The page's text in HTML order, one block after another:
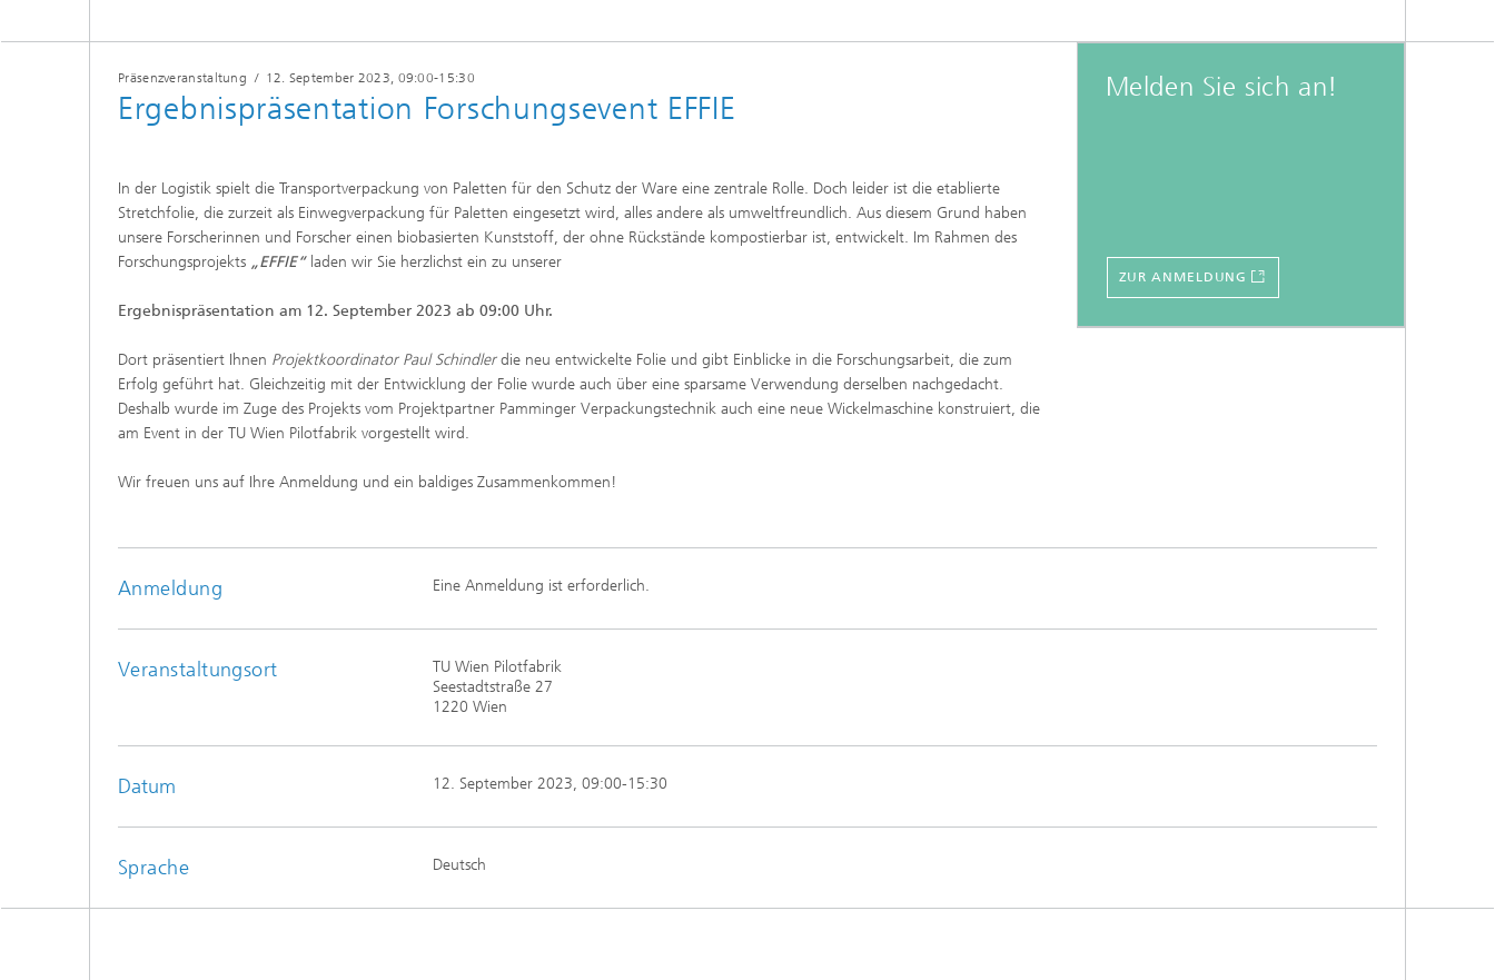
Präsenzveranstaltung / 12. September 2023, 09:00-15:30
Ergebnispräsentation Forschungsevent EFFIE
In der Logistik spielt die Transportverpackung von Paletten für den Schutz der Ware eine zentrale Rolle. Doch leider ist die etablierte
Stretchfolie, die zurzeit als Einwegverpackung für Paletten eingesetzt wird, alles andere als umweltfreundlich. Aus diesem Grund haben
unsere Forscherinnen und Forscher einen biobasierten Kunststoff, der ohne Rückstände kompostierbar ist, entwickelt. Im Rahmen des
Forschungsprojekts „EFFIE“laden wir Sie herzlichst ein zu unserer
Ergebnispräsentation am 12. September 2023 ab 09:00 Uhr.
Dort präsentiert Ihnen Projektkoordinator Paul Schindlerdie neu entwickelte Folie und gibt Einblicke in die Forschungsarbeit, die zum
Erfolg geführt hat. Gleichzeitig mit der Entwicklung der Folie wurde auch über eine sparsame Verwendung derselben nachgedacht.
Deshalb wurde im Zuge des Projekts vom Projektpartner Pamminger Verpackungstechnik auch eine neue Wickelmaschine konstruiert, die
am Event in der TU Wien Pilotfabrik vorgestellt wird.
Wir freuen uns auf Ihre Anmeldung und ein baldiges Zusammenkommen!
Melden Sie sich an!
ZUR ANMELDUNG
Anmeldung Eine Anmeldung ist erforderlich.
Veranstaltungsort
TU Wien Pilotfabrik
Seestadtstraße 27
1220 Wien
Datum 12. September 2023, 09:00-15:30
Sprache Deutsch